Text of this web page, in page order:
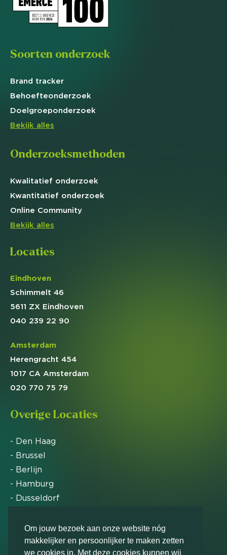
Om jouw bezoek aan onze website nóg
makkelijker en persoonlijker te maken zetten
we cookies in. Met deze cookies kunnen wij
Soorten onderzoek
Brand tracker
Behoefteonderzoek
Doelgroeponderzoek
Bekijk alles
Onderzoeksmethoden
Kwalitatief onderzoek
Kwantitatief onderzoek
Online Community
Bekijk alles
Locaties
Eindhoven
Schimmelt 46
5611 ZX Eindhoven
040 239 22 90
Amsterdam
Herengracht 454
1017 CA Amsterdam
020 770 75 79
Overige Locaties
- Den Haag
- Brussel
- Berlijn
- Hamburg
- Dusseldorf
Markteffect is door het Financieele Dagblad